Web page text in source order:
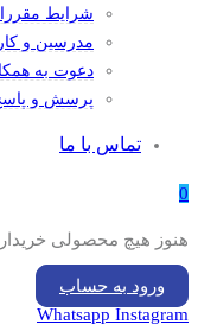
شرایط
مدرسین و
دعوت به
پرسش و
تماس با ما
0
هنوز هیچ محصولی
ورود به حساب
Whatsapp Instagram